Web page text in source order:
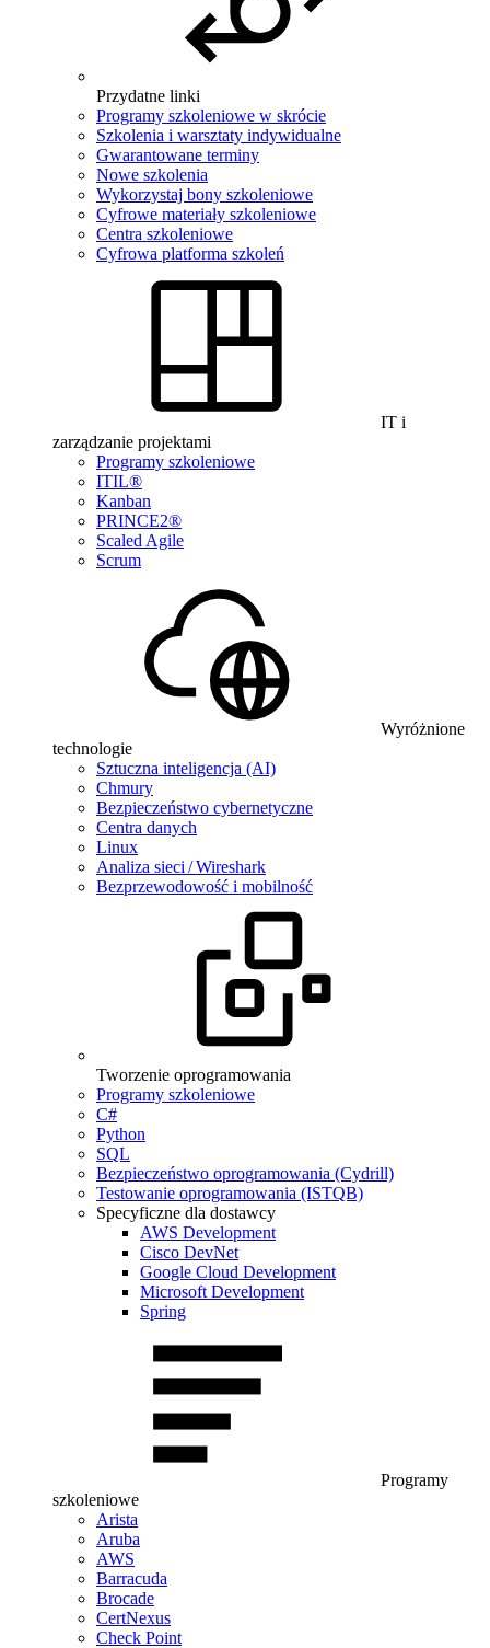
Przydatne linki
Programy szkoleniowe w skrócie
Szkolenia i warsztaty indywidualne
Gwarantowane terminy
Nowe szkolenia
Wykorzystaj bony szkoleniowe
Cyfrowe materiały szkoleniowe
Centra szkoleniowe
Cyfrowa platforma szkoleń
IT i
zarządzanie projektami
Programy szkoleniowe
ITIL®
Kanban
PRINCE2®
Scaled Agile
Scrum
Wyróżnione
technologie
Sztuczna inteligencja (AI)
Chmury
Bezpieczeństwo cybernetyczne
Centra danych
Linux
Analiza sieci / Wireshark
Bezprzewodowość i mobilność
Tworzenie oprogramowania
Programy szkoleniowe
C#
Python
SQL
Bezpieczeństwo oprogramowania (Cydrill)
Testowanie oprogramowania (ISTQB)
Specyficzne dla dostawcy
AWS Development
Cisco DevNet
Google Cloud Development
Microsoft Development
Spring
Programy
szkoleniowe
Arista
Aruba
AWS
Barracuda
Brocade
CertNexus
Check Point